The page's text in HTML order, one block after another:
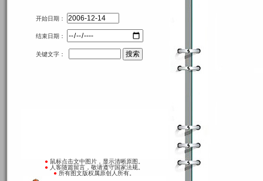
开始日期：
结束日期：
关键文字：
● 鼠标点击文中图片，显示清晰原图。
● 人客随篇留言，敬请遵守国家法规。
● 所有图文版权属原创人所有。